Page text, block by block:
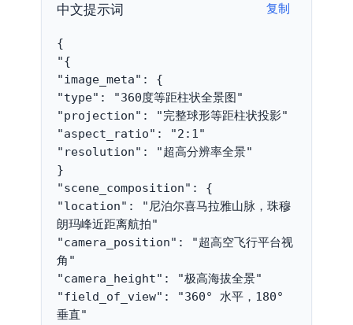
中文提示词 复制
{
"{
"image_meta": {
"type": "360度等距柱状全景图"
"projection": "完整球形等距柱状投影"
"aspect_ratio": "2:1"
"resolution": "超高分辨率全景"
}
"scene_composition": {
"location": "尼泊尔喜马拉雅山脉，珠穆
朗玛峰近距离航拍"
"camera_position": "超高空飞行平台视
角"
"camera_height": "极高海拔全景"
"field_of_view": "360° 水平，180°
垂直"